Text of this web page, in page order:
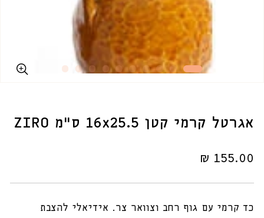
אגרטל קרמי קטן 16x25.5 ס"מ ZIRO
מחיר
155.00 ₪
כד קרמי עם גוף רחב וצוואר צר. אידיאלי להצבת